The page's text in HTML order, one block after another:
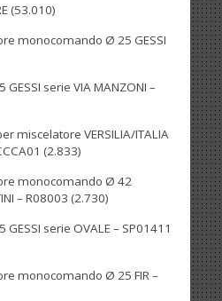
(53.010)
monocomando Ø 25 GESSI
serie VIA MANZONI –
miscelatore VERSILIA/ITALIA
(2.833)
monocomando Ø 42
– R08003 (2.730)
serie OVALE – SP01411
monocomando Ø 25 FIR –